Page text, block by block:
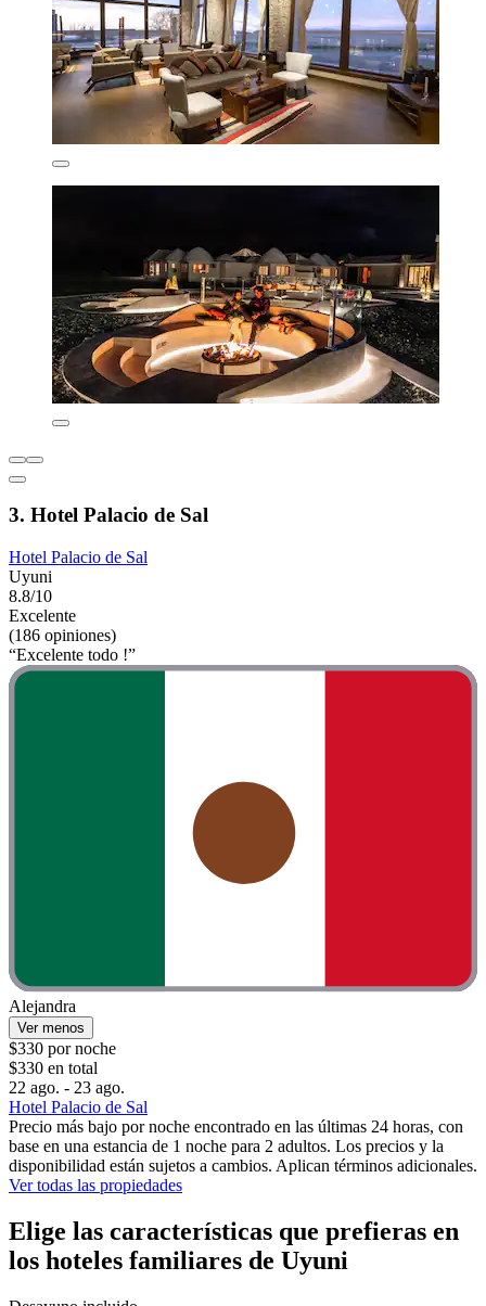
3. Hotel Palacio de Sal
Hotel Palacio de Sal
Uyuni
8.8/10
Excelente
(186 opiniones)
“Excelente todo !”
Alejandra
Ver menos
$330 por noche
$330 en total
22 ago. - 23 ago.
Hotel Palacio de Sal
Precio más bajo por noche encontrado en las últimas 24 horas, con
base en una estancia de 1 noche para 2 adultos. Los precios y la
disponibilidad están sujetos a cambios. Aplican términos adicionales.
Ver todas las propiedades
Elige las características que prefieras en
los hoteles familiares de Uyuni